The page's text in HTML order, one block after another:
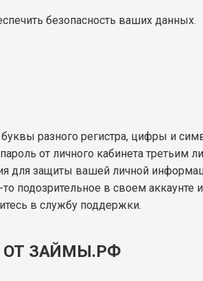
безопасность ваших данных.
разного регистра, цифры и
от личного кабинета третьим
для защиты вашей личной
подозрительное в своем аккаунте
в службу поддержки.
ОТ ЗАЙМЫ.РФ